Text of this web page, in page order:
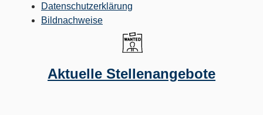
Datenschutzerklärung
Bildnachweise
Aktuelle Stellenangebote